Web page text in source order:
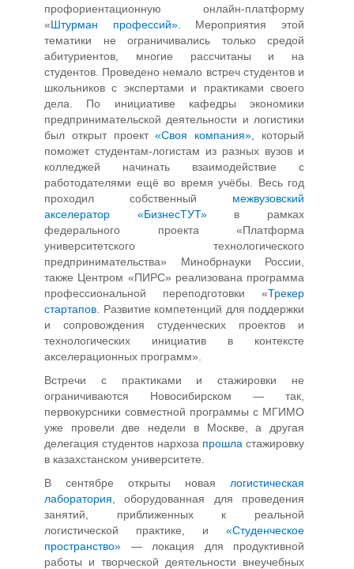
профориентационную онлайн-платформу
«Штурман профессий». Мероприятия этой
тематики не ограничивались только средой
абитуриентов, многие рассчитаны и на
студентов. Проведено немало встреч студентов и
школьников с экспертами и практиками своего
дела. По инициативе кафедры экономики
предпринимательской деятельности и логистики
был открыт проект«Своя компания» , который
поможет студентам-логистам из разных вузов и
колледжей начинать взаимодействие с
работодателями ещё во время учёбы. Весь год
проходил собственный межвузовский
акселератор «БизнесТУТ»в рамках
федерального проекта «Платформа
университетского технологического
предпринимательства» Минобрнауки России,
также Центром «ПИРС» реализована программа
профессиональной переподготовки «Трекер
стартапов . Развитие компетенций для поддержки
и сопровождения студенческих проектов и
технологических инициатив в контексте
акселерационных программ».
Встречи с практиками и стажировки не
ограничиваются Новосибирском — так,
первокурсники совместной программы с МГИМО
уже провели две недели в Москве, а другая
делегация студентов нархоза прошла стажировку
в казахстанском университете.
В сентябре открыты новая логистическая
лаборатория , оборудованная для проведения
занятий, приближенных к реальной
логистической практике, и «Студенческое
пространство» — локация для продуктивной
работы и творческой деятельности внеучебных